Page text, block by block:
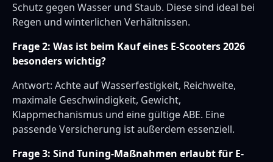
Schutz gegen Wasser und Staub. Diese sind ideal bei
Regen und winterlichen Verhältnissen.
Frage 2: Was ist beim Kauf eines E-Scooters 2026
besonders wichtig?
Antwort: Achte auf Wasserfestigkeit, Reichweite,
maximale Geschwindigkeit, Gewicht,
Klappmechanismus und eine gültige ABE. Eine
passende Versicherung ist außerdem essenziell.
Frage 3: Sind Tuning-Maßnahmen erlaubt für E-